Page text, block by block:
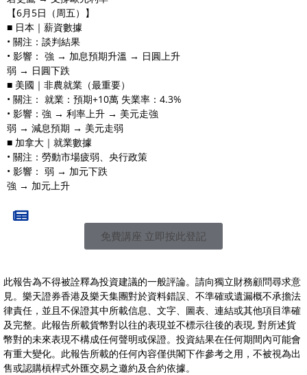
【6月5日（周五）】
■ 日本｜薪資數據
• 關注：談判結果
• 影響： 強 → 加息預期升溫 → 日圓上升
弱 → 日圓下跌
■ 美國｜非農就業（最重要）
• 關注： 就業：預期+10萬 失業率：4.3%
• 影響：強 → 利率上升 → 美元走強
弱 → 減息預期 → 美元走弱
■ 加拿大｜就業數據
• 關注：勞動市場疲弱、央行政策
• 影響： 弱 → 加元下跌
強 → 加元上升
免費講座 立即按此登記
此報告為不得被詮釋為投資建議的一般評論。請向獨立財務顧問尋求意
見。樂天證券香港及樂天集團對於資料錯誤、不準確或遺漏概不承擔法
律責任，並且不保證其中所載信息、文字、圖表、連結或其他項目準確
及完整。此報告所載貨幣對以往的表現並不標示往後的表現, 對所述貨
幣對的未來表現不構成任何聲明或保證。投資結果在任何期間內可能會
有重大變化。此報告所載的任何內容僅供閣下作參考之用，不被視為出
售或認購槓桿式外匯交易之邀約及合約依據。